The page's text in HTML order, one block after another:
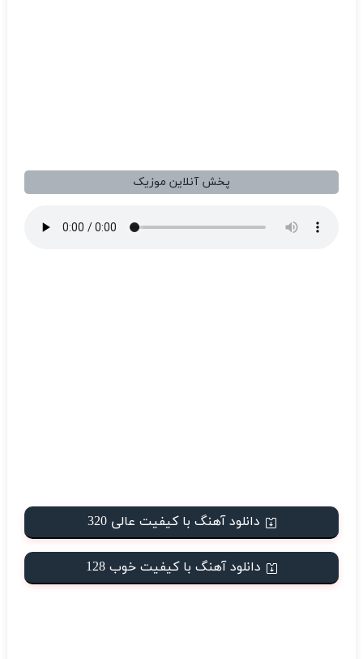
پخش آنلاین موزیک
دانلود آهنگ با کیفیت عالی 320
دانلود آهنگ با کیفیت خوب 128